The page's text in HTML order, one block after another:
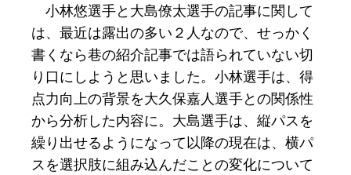
小林悠選手と大島僚太選手の記事に関して
は、最近は露出の多い２人なので、せっかく
書くなら巷の紹介記事では語られていない切
り口にしようと思いました。小林選手は、得
点力向上の背景を大久保嘉人選手との関係性
から分析した内容に。大島選手は、縦パスを
繰り出せるようになって以降の現在は、横パ
スを選択肢に組み込んだことの変化について